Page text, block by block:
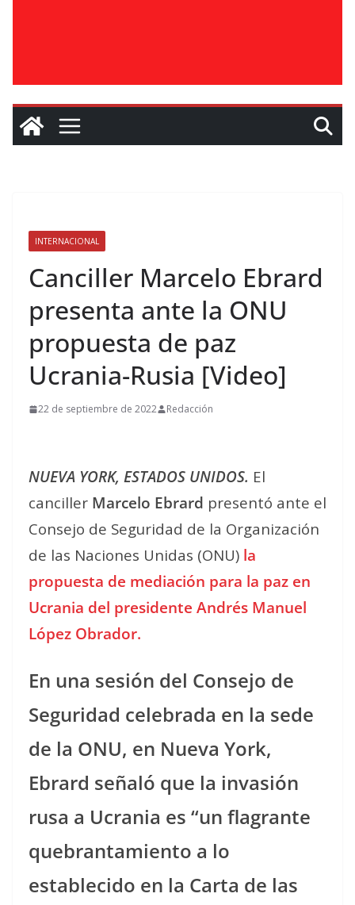
INTERNACIONAL
Canciller Marcelo Ebrard
presenta ante la ONU
propuesta de paz
Ucrania-Rusia [Video]
22 de septiembre de 2022 Redacción
NUEVA YORK, ESTADOS UNIDOS. El
canciller Marcelo Ebrard presentó ante el
Consejo de Seguridad de la Organización
de las Naciones Unidas (ONU) la
propuesta de mediación para la paz en
Ucrania del presidente Andrés Manuel
López Obrador.
En una sesión del Consejo de
Seguridad celebrada en la sede
de la ONU, en Nueva York,
Ebrard señaló que la invasión
rusa a Ucrania es “un flagrante
quebrantamiento a lo
establecido en la Carta de las